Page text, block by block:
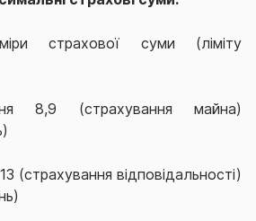
страхової суми (ліміту
8,9 (страхування майна)
(страхування відповідальності)